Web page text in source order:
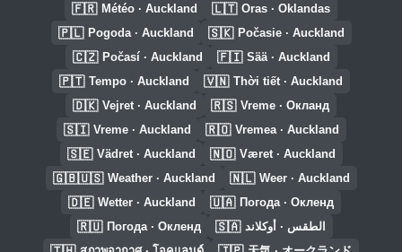
🇫🇷 Météo · Auckland 🇱🇹 Oras · Oklandas
🇵🇱 Pogoda · Auckland 🇸🇰 Počasie · Auckland
🇨🇿 Počasí · Auckland 🇫🇮 Sää · Auckland
🇵🇹 Tempo · Auckland 🇻🇳 Thời tiết · Auckland
🇩🇰 Vejret · Auckland 🇷🇸 Vreme · Окланд
🇸🇮 Vreme · Auckland 🇷🇴 Vremea · Auckland
🇸🇪 Vädret · Auckland 🇳🇴 Været · Auckland
🇬🇧🇺🇸 Weather · Auckland 🇳🇱 Weer · Auckland
🇩🇪 Wetter · Auckland 🇺🇦 Погода · Окленд
🇷🇺 Погода · Окленд 🇸🇦 الطقس · أوكلاند